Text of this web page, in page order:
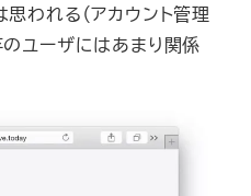
われる（アカウント管理
のユーザにはあまり関係